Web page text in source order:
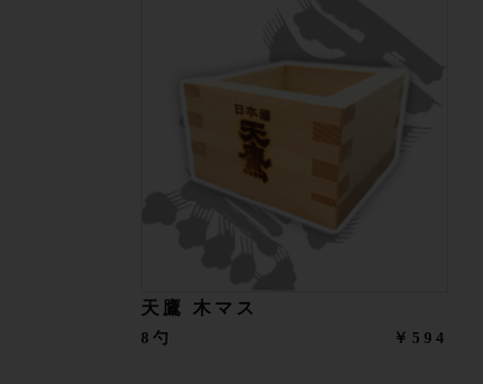
天鷹 木マス
8勺 ￥594